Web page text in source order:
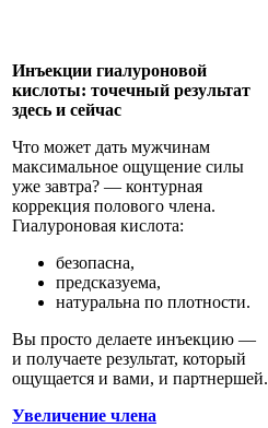
Инъекции гиалуроновой
кислоты: точечный результат
здесь и сейчас
Что может дать мужчинам
максимальное ощущение силы
уже завтра? — контурная
коррекция полового члена.
Гиалуроновая кислота:
безопасна,
предсказуема,
натуральна по плотности.
Вы просто делаете инъекцию —
и получаете результат, который
ощущается и вами, и партнершей.
Увеличение члена